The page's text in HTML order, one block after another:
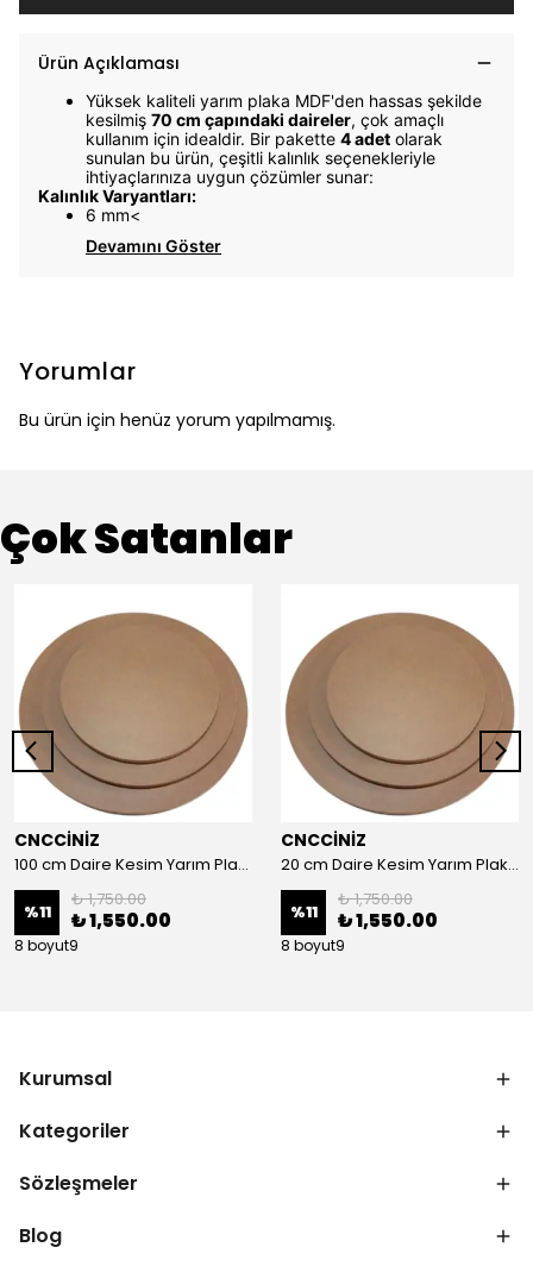
Ürün Açıklaması
Yüksek kaliteli yarım plaka MDF'den hassas şekilde
kesilmiş 70 cm çapındaki daireler, çok amaçlı
kullanım için idealdir. Bir pakette 4adet olarak
sunulan bu ürün, çeşitli kalınlık seçenekleriyle
ihtiyaçlarınıza uygun çözümler sunar:
Kalınlık Varyantları:
6 mm<
Devamını Göster
Yorumlar
Bu ürün için henüz yorum yapılmamış.
Çok Satanlar
CNCCİNİZ
100 cm Daire Kesim Yarım Plaka MDF
%11
₺ 1,750.00
₺ 1,550.00
8 boyut9
CNCCİNİZ
20 cm Daire Kesim Yarım Plaka MDF
%11
₺ 1,750.00
₺ 1,550.00
8 boyut9
Kurumsal
Kategoriler
Sözleşmeler
Blog